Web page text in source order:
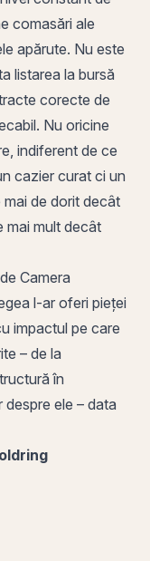
comasări ale
apărute. Nu este
listarea la bursă
corecte de
Nu oricine
indiferent de ce
cazier curat ci un
de dorit decât
mai mult decât
Camera
l-ar oferi pieței
impactul pe care
– de la
în
despre ele – data